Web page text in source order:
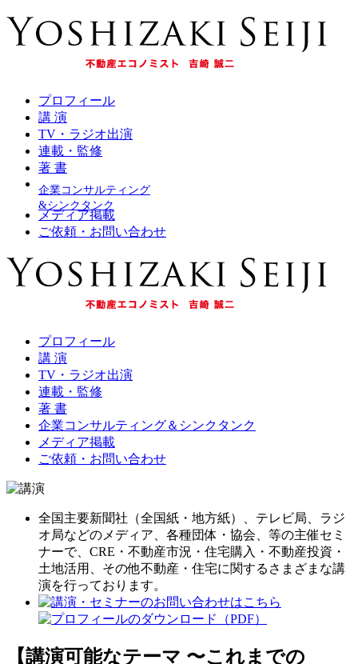
プロフィール
講 演
TV・ラジオ出演
連載・監修
著 書
企業コンサルティング
&シンクタンク
メディア掲載
ご依頼・お問い合わせ
プロフィール
講 演
TV・ラジオ出演
連載・監修
著 書
企業コンサルティング＆シンクタンク
メディア掲載
ご依頼・お問い合わせ
全国主要新聞社（全国紙・地方紙）、テレビ局、ラジ
オ局などのメディア、各種団体・協会、等の主催セミ
ナーで、CRE・不動産市況・住宅購入・不動産投資・
土地活用、その他不動産・住宅に関するさまざまな講
演を行っております。
【講演可能なテーマ 〜これまでの